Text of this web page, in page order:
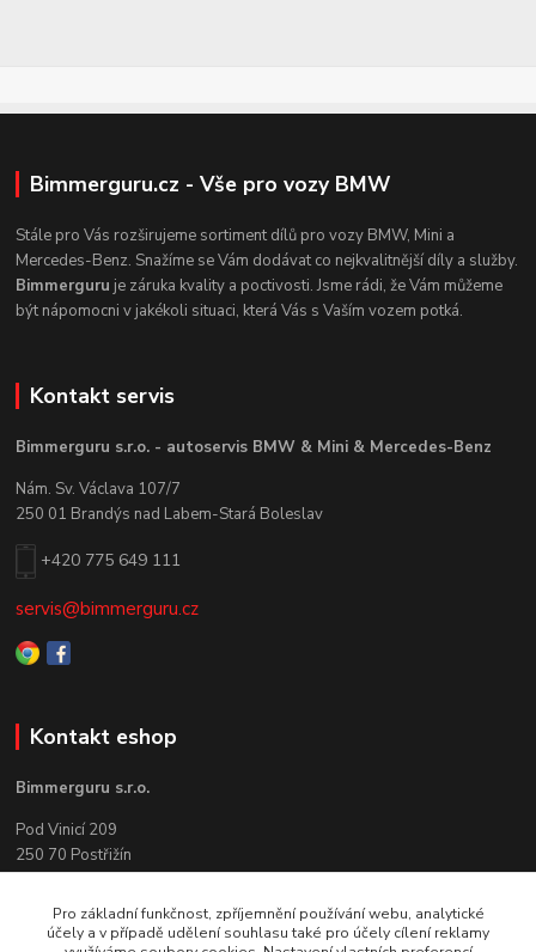
Bimmerguru.cz - Vše pro vozy BMW
Stále pro Vás rozširujeme sortiment dílů pro vozy BMW, Mini a
Mercedes-Benz. Snažíme se Vám dodávat co nejkvalitnější díly a služby.
Bimmerguru je záruka kvality a poctivosti. Jsme rádi, že Vám můžeme
být nápomocni v jakékoli situaci, která Vás s Vaším vozem potká.
Kontakt servis
Bimmerguru s.r.o. - autoservis BMW & Mini & Mercedes-Benz
Nám. Sv. Václava 107/7
250 01 Brandýs nad Labem-Stará Boleslav
+420 775 649 111
servis@bimmerguru.cz
Kontakt eshop
Bimmerguru s.r.o.
Pod Vinicí 209
250 70 Postřižín
Pro základní funkčnost, zpříjemnění používání webu, analytické
účely a v případě udělení souhlasu také pro účely cílení reklamy